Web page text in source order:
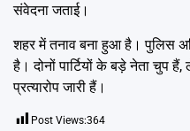
संवेदना जताई।
शहर में तनाव बना हुआ है। पुलिस
है। दोनों पार्टियों के बड़े नेता चुप
प्रत्यारोप जारी हैं।
Post Views:364